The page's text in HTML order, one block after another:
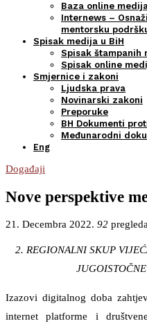
Baza online
Internews –
mentorsku
Spisak medija u BiH
Spisak štampanih
Spisak online
Smjernice i zakoni
Ljudska prava
Novinarski zakoni
Preporuke
BH Dokumenti
Međunarodni
Eng
Događaji
Nove perspektive
21. Decembra 2022. 92
2. REGIONALNI SKUP
Izazovi digitalnog doba
internet platforme i